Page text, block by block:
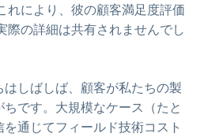
れにより、彼の顧客満足度評価
際の詳細は共有されませんでし
しばしば、顧客が私たちの製
です。大規模なケース（たと
通じてフィールド技術コスト